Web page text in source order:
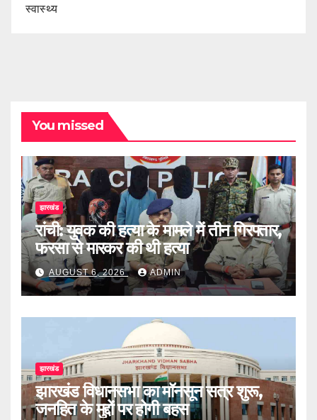
स्वास्थ्य
You missed
झारखंड
रांची: युवक की हत्या के मामले में तीन गिरफ्तार,
फरसा से मारकर की थी हत्या
AUGUST 6, 2026 ADMIN
झारखंड
झारखंड विधानसभा का मॉनसून सत्र शुरू,
जनहित के मुद्दों पर होगी बहस